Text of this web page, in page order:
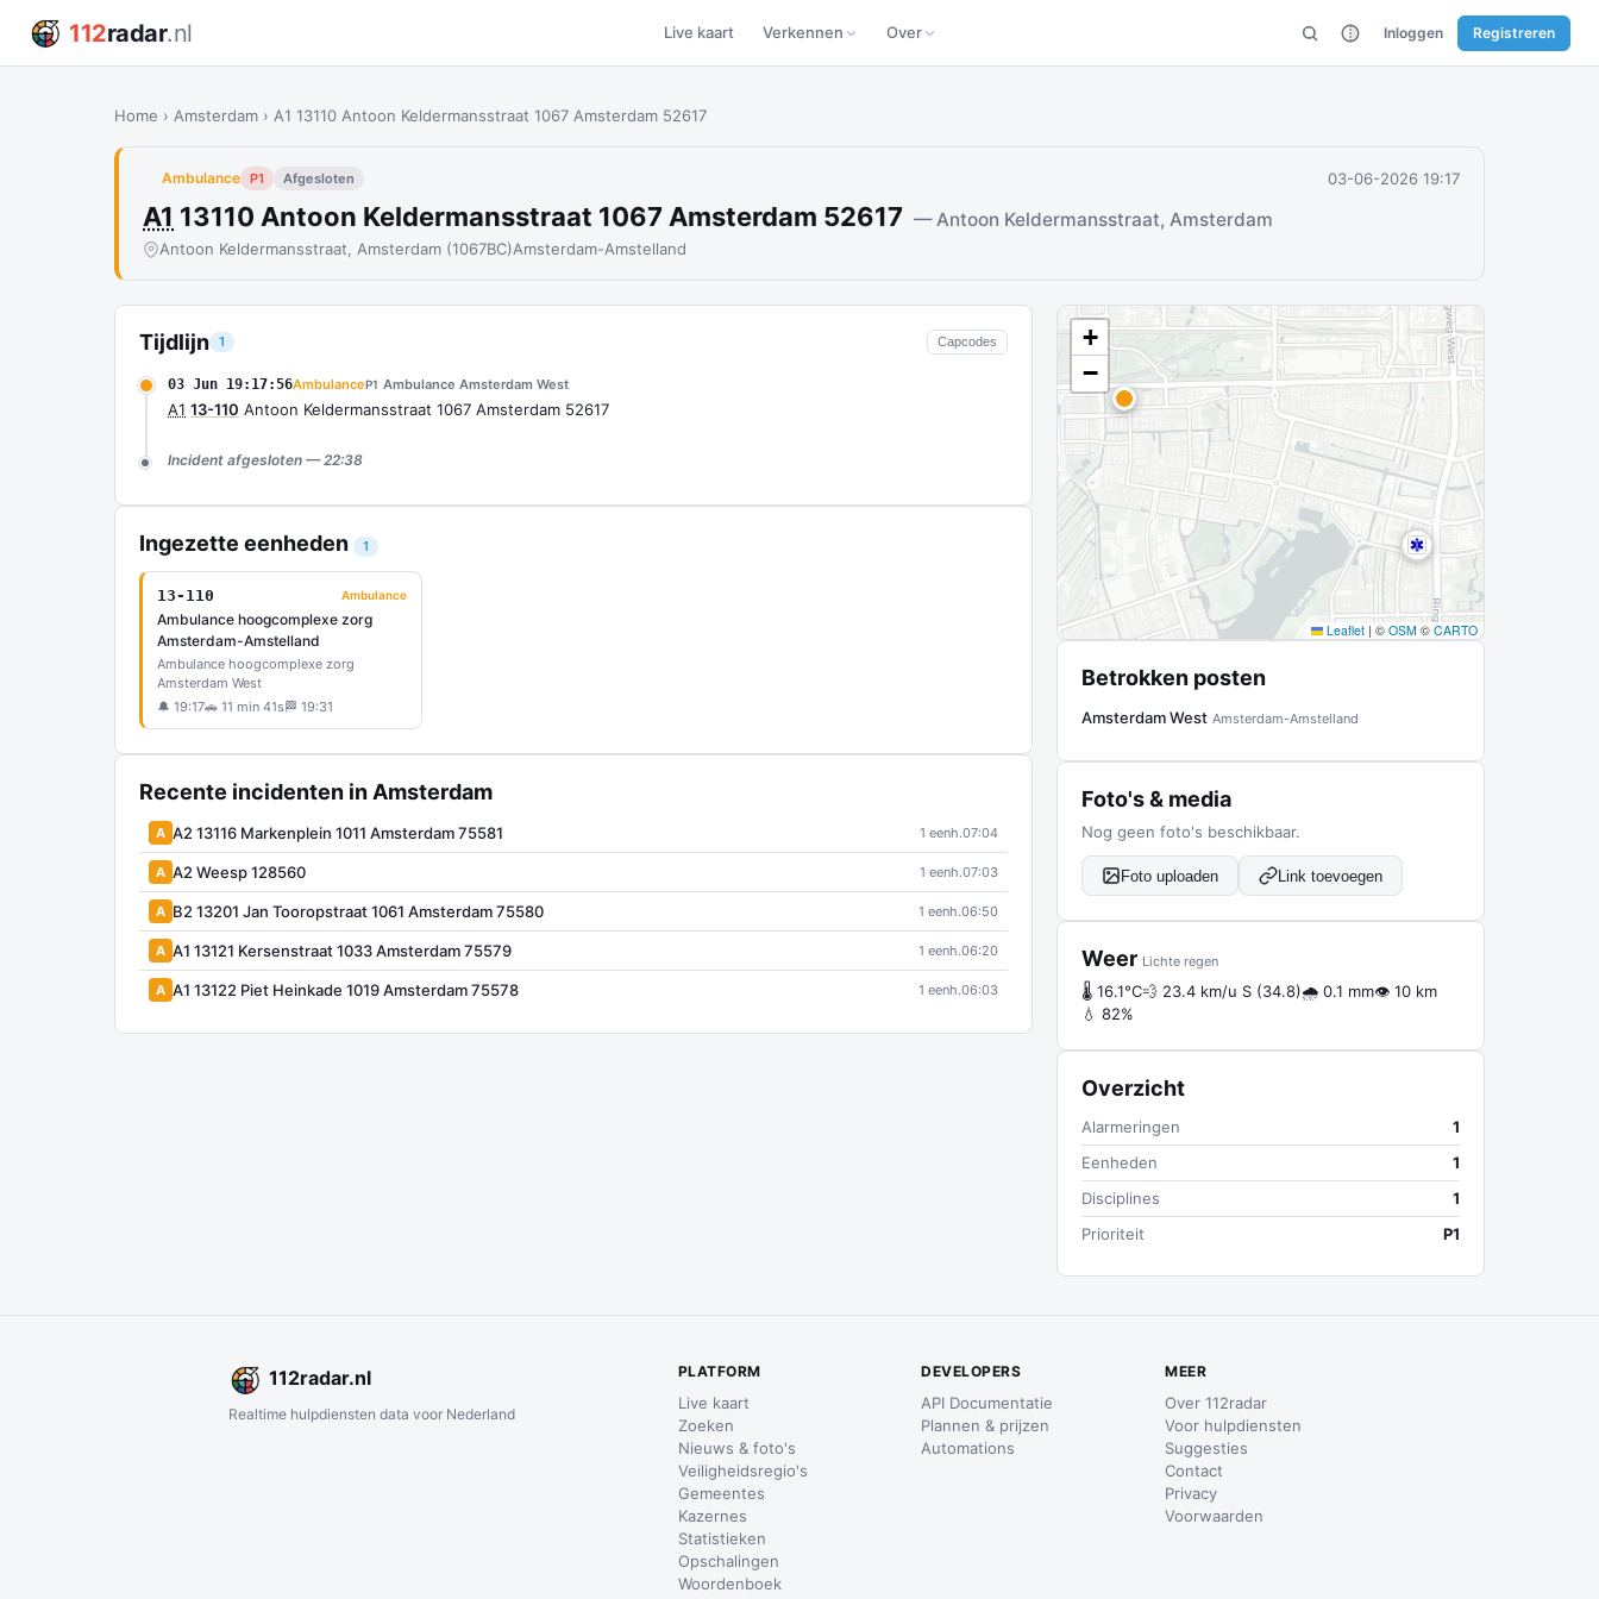
112radar.nl Live kaart Verkennen Over Inloggen Registreren
Home › Amsterdam › A1 13110 Antoon Keldermansstraat 1067 Amsterdam 52617
Ambulance P1 Afgesloten 03-06-2026 19:17
A1 13110 Antoon Keldermansstraat 1067 Amsterdam 52617 — Antoon Keldermansstraat, Amsterdam
Antoon Keldermansstraat, Amsterdam (1067BC)Amsterdam-Amstelland
Tijdlijn 1 Capcodes
03 Jun 19:17:56AmbulanceP1 Ambulance Amsterdam West
A1 13-110 Antoon Keldermansstraat 1067 Amsterdam 52617
Incident afgesloten — 22:38
Ingezette eenheden 1
13-110 Ambulance
Ambulance hoogcomplexe zorg
Amsterdam-Amstelland
Ambulance hoogcomplexe zorg
Amsterdam West
🔔 19:17🚗 11 min 41s 🏁 19:31
Recente incidenten in Amsterdam
A A2 13116 Markenplein 1011 Amsterdam 75581 1 eenh.07:04
A A2 Weesp 128560 1 eenh.07:03
A B2 13201 Jan Tooropstraat 1061 Amsterdam 75580 1 eenh.06:50
A A1 13121 Kersenstraat 1033 Amsterdam 75579 1 eenh.06:20
A A1 13122 Piet Heinkade 1019 Amsterdam 75578 1 eenh.06:03
+
−
Leaflet | © OSM © CARTO
Betrokken posten
Amsterdam West Amsterdam-Amstelland
Foto's & media
Nog geen foto's beschikbaar.
Foto uploaden Link toevoegen
Weer Lichte regen
🌡 16.1°C💨 23.4 km/u S (34.8)🌧 0.1 mm👁 10 km
💧 82%
Overzicht
Alarmeringen
1
Eenheden
1
Disciplines
1
Prioriteit
P1
112radar.nl
Realtime hulpdiensten data voor Nederland
PLATFORM
Live kaart
Zoeken
Nieuws & foto's
Veiligheidsregio's
Gemeentes
Kazernes
Statistieken
Opschalingen
Woordenboek
DEVELOPERS
API Documentatie
Plannen & prijzen
Automations
MEER
Over 112radar
Voor hulpdiensten
Suggesties
Contact
Privacy
Voorwaarden